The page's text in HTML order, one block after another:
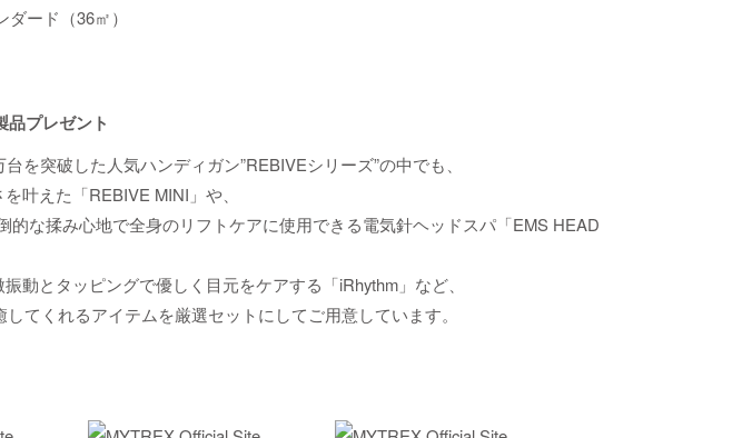
ード（36㎡）
品プレゼント
を突破した人気ハンディガン”REBIVEシリーズ”の中でも、
叶えた「REBIVE MINI」や、
的な揉み心地で全身のリフトケアに使用できる電気針ヘッドスパ「EMS HEAD
動とタッピングで優しく目元をケアする「iRhythm」など、
てくれるアイテムを厳選セットにしてご用意しています。